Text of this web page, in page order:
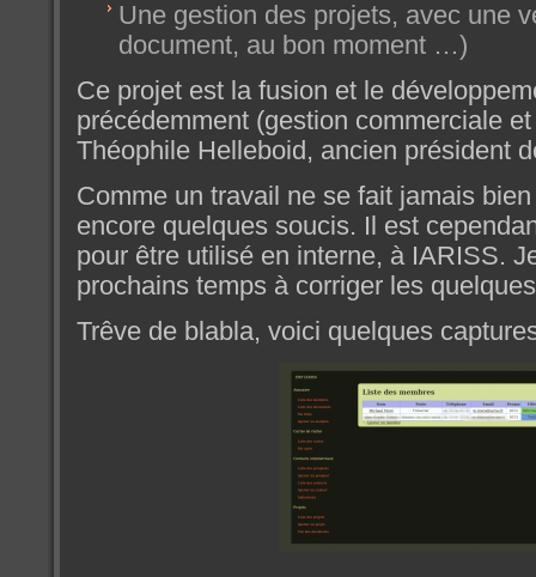
Une gestion des projets, avec une
document, au bon moment …)
Ce projet est la fusion et le
précédemment (gestion commerciale
Théophile Helleboid, ancien président
Comme un travail ne se fait jamais
encore quelques soucis. Il est
pour être utilisé en interne, à IARISS.
prochains temps à corriger les
Trêve de blabla, voici quelques